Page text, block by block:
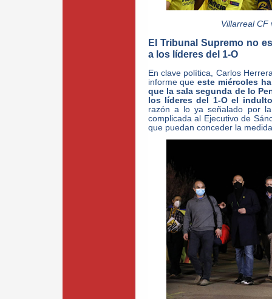
Villarreal CF
El Tribunal Supremo no
a los líderes del 1-O
En clave política, Carlos
informe queeste miércoles
que la sala segunda de lo
los líderes del 1-O el indulto
razón a lo ya señalado por
complicada al Ejecutivo de
que puedan conceder la